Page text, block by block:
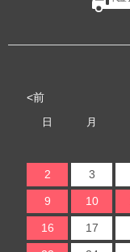
<前
日 月
2 3
9 10
16 17